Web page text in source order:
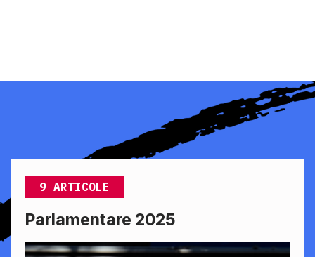
9 ARTICOLE
Parlamentare 2025